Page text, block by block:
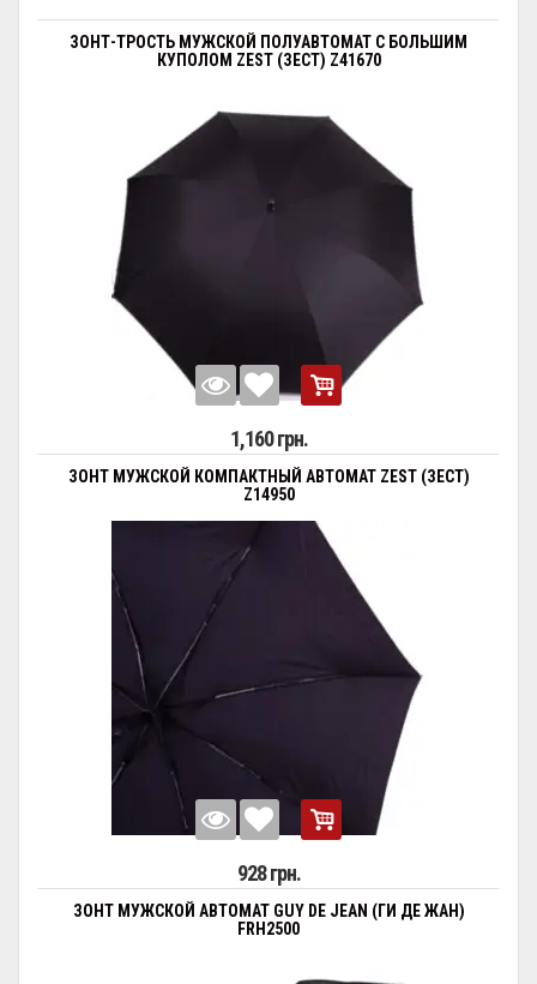
ЗОНТ-ТРОСТЬ МУЖСКОЙ ПОЛУАВТОМАТ С БОЛЬШИМ
КУПОЛОМ ZEST (ЗЕСТ) Z41670
1,160 грн.
ЗОНТ МУЖСКОЙ КОМПАКТНЫЙ АВТОМАТ ZEST (ЗЕСТ)
Z14950
928 грн.
ЗОНТ МУЖСКОЙ АВТОМАТ GUY DE JEAN (ГИ ДЕ ЖАН)
FRH2500